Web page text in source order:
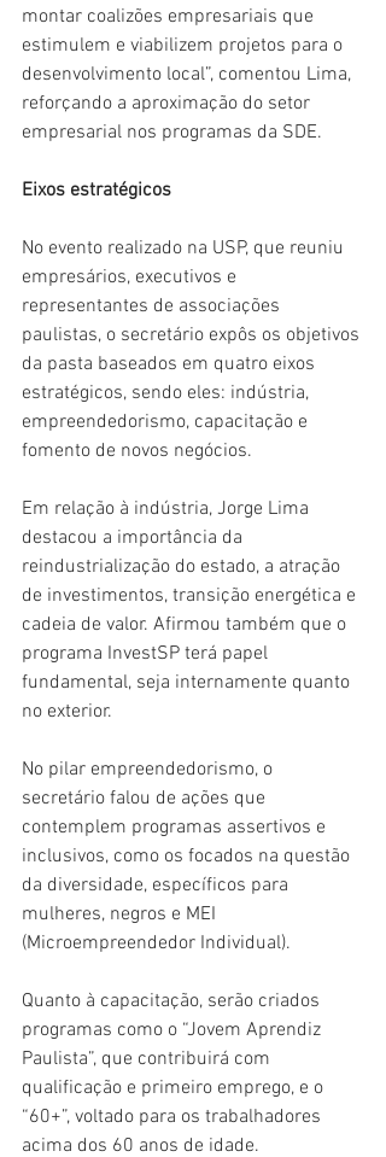
montar coalizões empresariais que
estimulem e viabilizem projetos para o
desenvolvimento local”, comentou Lima,
reforçando a aproximação do setor
empresarial nos programas da SDE.
Eixos estratégicos
No evento realizado na USP, que reuniu
empresários, executivos e
representantes de associações
paulistas, o secretário expôs os objetivos
da pasta baseados em quatro eixos
estratégicos, sendo eles: indústria,
empreendedorismo, capacitação e
fomento de novos negócios.
Em relação à indústria, Jorge Lima
destacou a importância da
reindustrialização do estado, a atração
de investimentos, transição energética e
cadeia de valor. Afirmou também que o
programa InvestSP terá papel
fundamental, seja internamente quanto
no exterior.
No pilar empreendedorismo, o
secretário falou de ações que
contemplem programas assertivos e
inclusivos, como os focados na questão
da diversidade, específicos para
mulheres, negros e MEI
(Microempreendedor Individual).
Quanto à capacitação, serão criados
programas como o “Jovem Aprendiz
Paulista”, que contribuirá com
qualificação e primeiro emprego, e o
“60+”, voltado para os trabalhadores
acima dos 60 anos de idade.